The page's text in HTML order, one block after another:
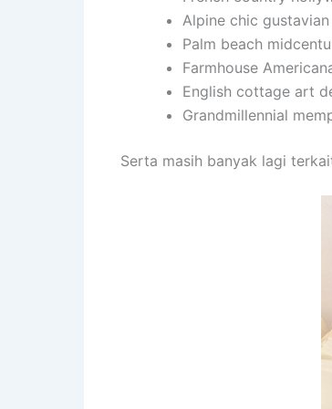
Alpine chic
Palm beach
Farmhouse
English cottage art
Grandmillennial
Serta masih banyak lagi